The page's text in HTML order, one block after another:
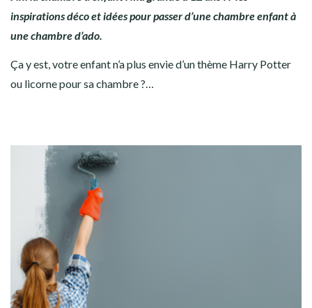
inspirations déco et idées pour passer d’une chambre enfant à
une chambre d’ado.
Ça y est, votre enfant n’a plus envie d’un thème Harry Potter
ou licorne pour sa chambre ?…